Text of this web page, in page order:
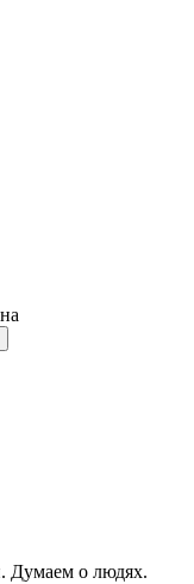
Думаем о людях.